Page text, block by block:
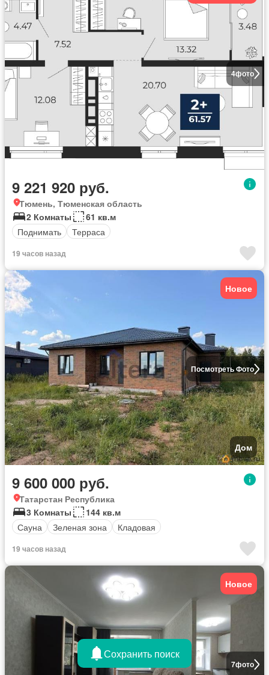
4фото
9 221 920 руб.
Тюмень, Тюменская область
2 Комнаты
61 кв.м
Поднимать
Терраса
19 часов назад
Посмотреть Фото
Новое
Дом
9 600 000 руб.
Татарстан Республика
3 Комнаты
144 кв.м
Сауна
Зеленая зона Кладовая
19 часов назад
7фото
Новое
Сохранить поиск